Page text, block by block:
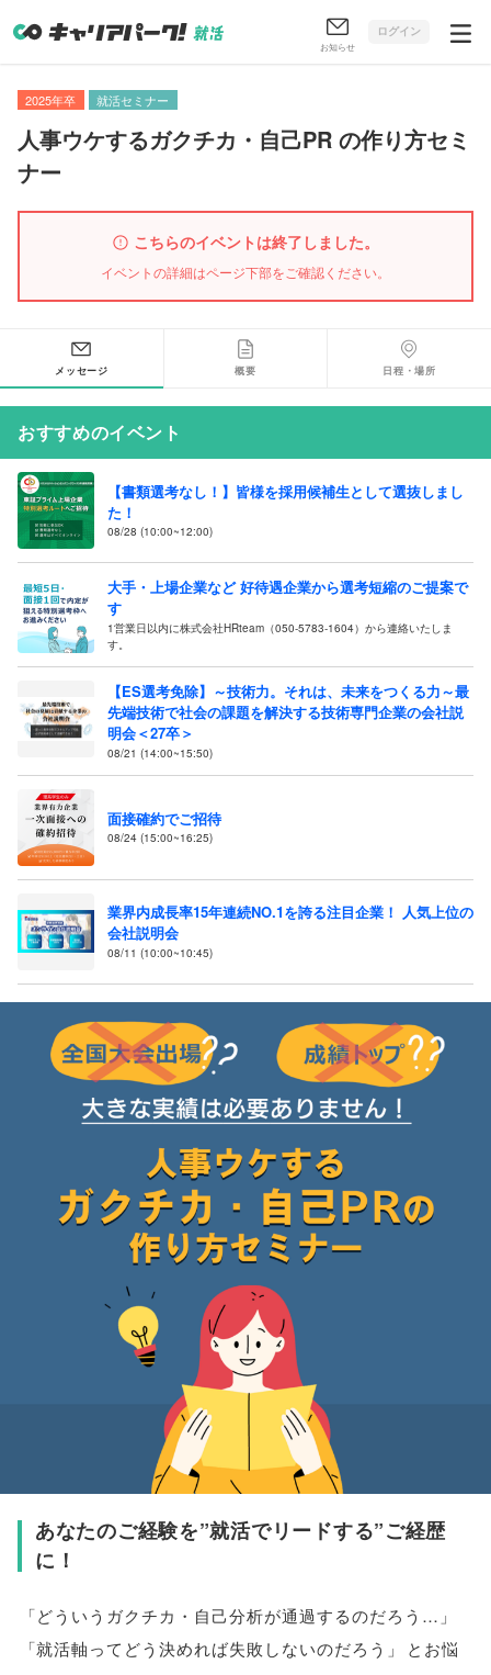
お知らせ
ログイン
2025年卒 就活セミナー
人事ウケするガクチカ・自己PR の作り方セミ
ナー
こちらのイベントは終了しました。
イベントの詳細はページ下部をご確認ください。
メッセージ 概要 日程・場所
おすすめのイベント
【書類選考なし！】皆様を採用候補生として選抜しまし
た！
08/28 (10:00~12:00)
大手・上場企業など 好待遇企業から選考短縮のご提案で
す
1営業日以内に株式会社HRteam（050-5783-1604）から連絡いたしま
す。
【ES選考免除】～技術力。それは、未来をつくる力～最
先端技術で社会の課題を解決する技術専門企業の会社説
明会＜27卒＞
08/21 (14:00~15:50)
面接確約でご招待
08/24 (15:00~16:25)
業界内成長率15年連続NO.1を誇る注目企業！ 人気上位の
会社説明会
08/11 (10:00~10:45)
あなたのご経験を”就活でリードする”ご経歴
に！
「どういうガクチカ・自己分析が通過するのだろう… 」
「就活軸ってどう決めれば失敗しないのだろう 」
とお悩